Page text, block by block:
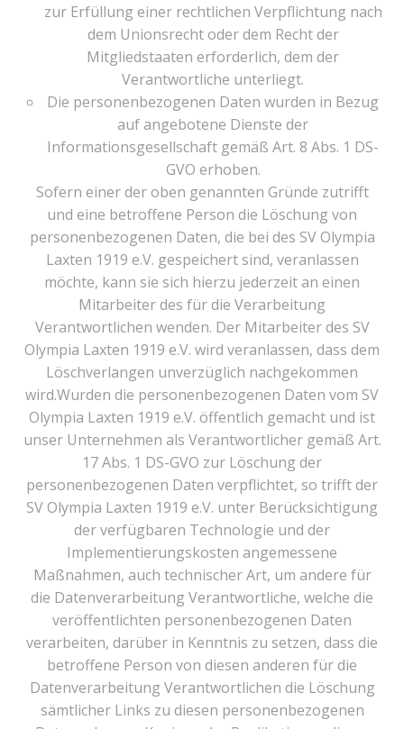
zur Erfüllung einer rechtlichen Verpflichtung nach
dem Unionsrecht oder dem Recht der
Mitgliedstaaten erforderlich, dem der
Verantwortliche unterliegt.
Die personenbezogenen Daten wurden in Bezug
auf angebotene Dienste der
Informationsgesellschaft gemäß Art. 8 Abs. 1 DS-
GVO erhoben.
Sofern einer der oben genannten Gründe zutrifft
und eine betroffene Person die Löschung von
personenbezogenen Daten, die bei des SV Olympia
Laxten 1919 e.V. gespeichert sind, veranlassen
möchte, kann sie sich hierzu jederzeit an einen
Mitarbeiter des für die Verarbeitung
Verantwortlichen wenden. Der Mitarbeiter des SV
Olympia Laxten 1919 e.V. wird veranlassen, dass dem
Löschverlangen unverzüglich nachgekommen
wird.Wurden die personenbezogenen Daten vom SV
Olympia Laxten 1919 e.V. öffentlich gemacht und ist
unser Unternehmen als Verantwortlicher gemäß Art.
17 Abs. 1 DS-GVO zur Löschung der
personenbezogenen Daten verpflichtet, so trifft der
SV Olympia Laxten 1919 e.V. unter Berücksichtigung
der verfügbaren Technologie und der
Implementierungskosten angemessene
Maßnahmen, auch technischer Art, um andere für
die Datenverarbeitung Verantwortliche, welche die
veröffentlichten personenbezogenen Daten
verarbeiten, darüber in Kenntnis zu setzen, dass die
betroffene Person von diesen anderen für die
Datenverarbeitung Verantwortlichen die Löschung
sämtlicher Links zu diesen personenbezogenen